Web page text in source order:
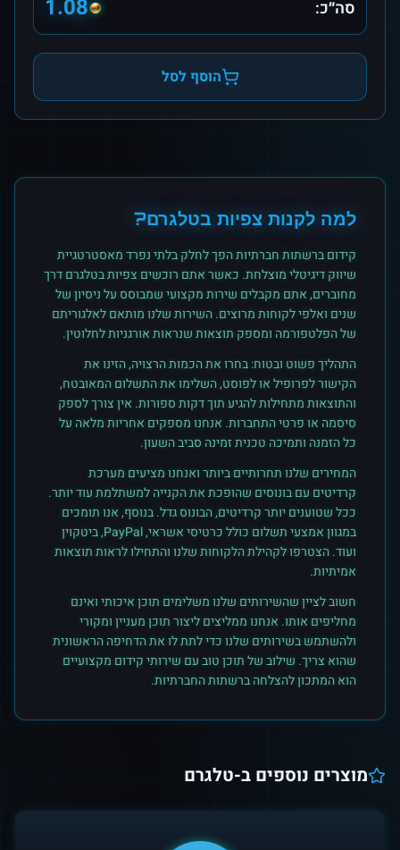
סה״כ: 1.08
הוסף לסל
למה לקנות צפיות בטלגרם?
קידום ברשתות חברתיות הפך לחלק בלתי נפרד מאסטרטגיית
שיווק דיגיטלי מוצלחת. כאשר אתם רוכשים צפיותבטלגרםדרך
מחוברים, אתם מקבלים שירות מקצועי שמבוסס על ניסיון של
שנים ואלפי לקוחות מרוצים. השירות שלנו מותאם לאלגוריתם
של הפלטפורמה ומספק תוצאות שנראות אורגניות לחלוטין.
התהליך פשוט ובטוח: בחרו את הכמות הרצויה, הזינו את
הקישור לפרופיל או לפוסט, השלימו את התשלום המאובטח,
והתוצאות מתחילות להגיע תוך דקות ספורות. אין צורך לספק
סיסמה או פרטי התחברות. אנחנו מספקים אחריות מלאה על
כל הזמנה ותמיכה טכנית זמינה סביב השעון.
המחירים שלנו תחרותיים ביותר ואנחנו מציעים מערכת
קרדיטים עם בונוסים שהופכת את הקנייה למשתלמת עוד יותר.
ככל שטוענים יותר קרדיטים, הבונוס גדל. בנוסף, אנו תומכים
במגוון אמצעי תשלום כולל כרטיסי אשראי, PayPal, ביטקוין
ועוד. הצטרפו לקהילת הלקוחות שלנו והתחילו לראות תוצאות
אמיתיות.
חשוב לציין שהשירותים שלנו משלימים תוכן איכותי ואינם
מחליפים אותו. אנחנו ממליצים ליצור תוכן מעניין ומקורי
ולהשתמש בשירותים שלנו כדי לתת לו את הדחיפה הראשונית
שהוא צריך. שילוב של תוכן טוב עם שירותי קידום מקצועיים
הוא המתכון להצלחה ברשתות החברתיות.
מוצרים נוספים ב-טלגרם